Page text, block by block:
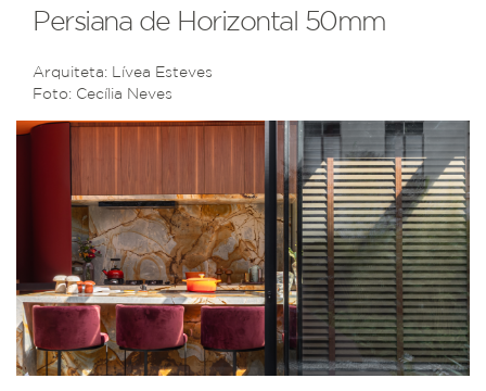
Persiana de Horizontal 50mm
Arquiteta: Lívea Esteves
Foto: Cecília Neves